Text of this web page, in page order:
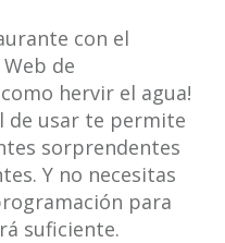
con el
de
hervir el agua!
de usar te permite
sorprendentes
Y no necesitas
para
suficiente.